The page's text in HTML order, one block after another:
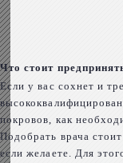
Что стоит
Если у вас сохнет и
покровов, как
Подобрать врача
если желаете. Для